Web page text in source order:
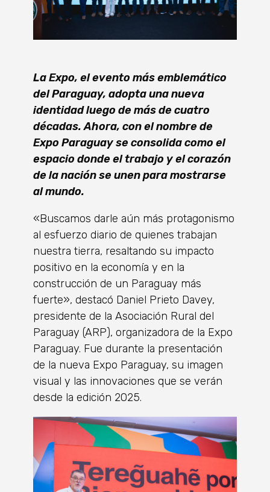
La Expo, el evento más emblemático
del Paraguay, adopta una nueva
identidad luego de más de cuatro
décadas. Ahora, con el nombre de
Expo Paraguay se consolida como el
espacio donde el trabajo y el corazón
de la nación se unen para mostrarse
al mundo.
«Buscamos darle aún más protagonismo
al esfuerzo diario de quienes trabajan
nuestra tierra, resaltando su impacto
positivo en la economía y en la
construcción de un Paraguay más
fuerte», destacó Daniel Prieto Davey,
presidente de la Asociación Rural del
Paraguay (ARP), organizadora de la Expo
Paraguay. Fue durante la presentación
de la nueva Expo Paraguay, su imagen
visual y las innovaciones que se verán
desde la edición 2025.